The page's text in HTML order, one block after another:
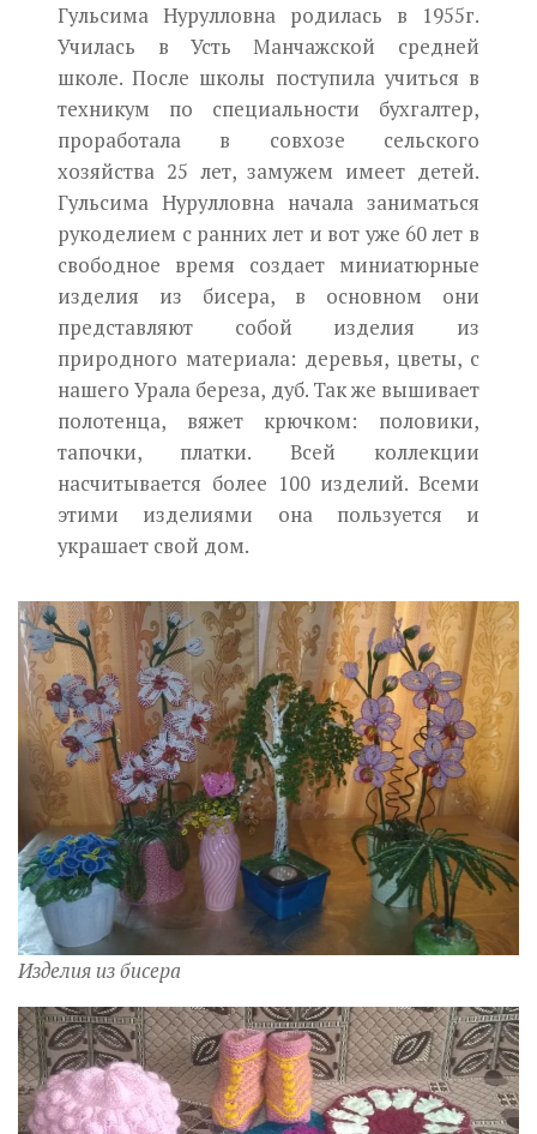
Гульсима Нурулловна родилась в 1955г.
Училась в Усть Манчажской средней
школе. После школы поступила учиться в
техникум по специальности бухгалтер,
проработала в совхозе сельского
хозяйства 25 лет, замужем имеет детей.
Гульсима Нурулловна начала заниматься
рукоделием с ранних лет и вот уже 60 лет в
свободное время создает миниатюрные
изделия из бисера, в основном они
представляют собой изделия из
природного материала: деревья, цветы, с
нашего Урала береза, дуб. Так же вышивает
полотенца, вяжет крючком: половики,
тапочки, платки. Всей коллекции
насчитывается более 100 изделий. Всеми
этими изделиями она пользуется и
украшает свой дом.
Изделия из бисера